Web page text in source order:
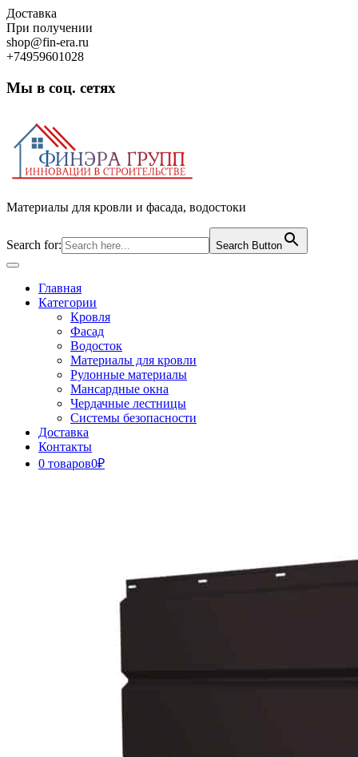
Skip
to
content
Доставка
При получении
shop@fin-era.ru
+74959601028
Мы в соц. сетях
Материалы для кровли и фасада, водостоки
Search for: Search Button
Open
ButtonГлавная
Категории
Кровля
Фасад
Водосток
Материалы для кровли
Рулонные материалы
Мансардные окна
Чердачные лестницы
Системы безопасности
Доставка
Контакты
0 товаров0₽